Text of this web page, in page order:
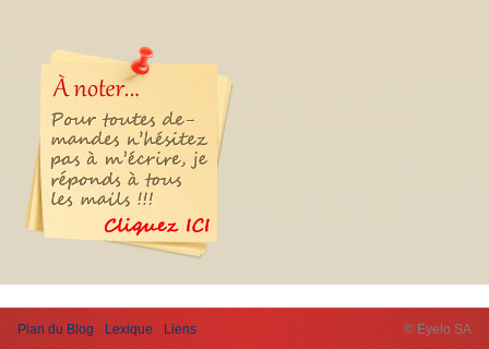
© Eyelo SA
Plan du Blog Lexique Liens